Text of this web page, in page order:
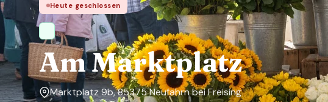
Heute geschlossen
Am Marktplatz
Marktplatz 9b, 85375 Neufahrn bei Freising